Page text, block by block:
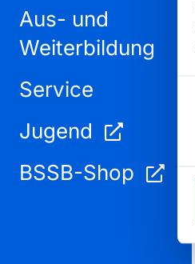
Aus- und
Weiterbildung
Service
Jugend
BSSB-Shop